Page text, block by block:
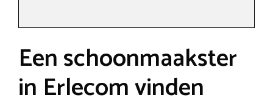
Een schoonmaakster
in Erlecom vinden